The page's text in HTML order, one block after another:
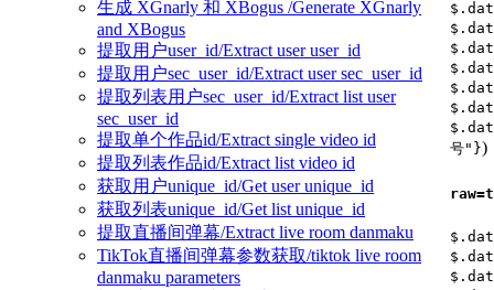
生成 XGnarly 和 XBogus /Generate XGnarly
and XBogus
提取用户user_id/Extract user user_id
提取用户sec_user_id/Extract user sec_user_id
提取列表用户sec_user_id/Extract list user
sec_user_id
提取单个作品id/Extract single video id
提取列表作品id/Extract list video id
获取用户unique_id/Get user unique_id
获取列表unique_id/Get list unique_id
提取直播间弹幕/Extract live room danmaku
TikTok直播间弹幕参数获取/tiktok live room
danmaku parameters
号"})